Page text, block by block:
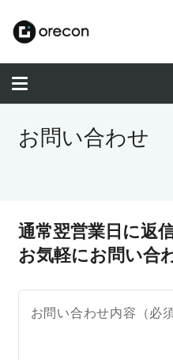
お問い合わせ
通常翌営業日に返
お気軽にお問い合